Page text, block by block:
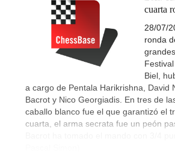
cuarta
28/07/
ronda
Biel,
a cargo de Pentala Harikrishna, David
Bacrot y Nico Georgiadis. En tres de
caballo blanco fue el que garantizó el
cuarta, el arma secrata fue un peón